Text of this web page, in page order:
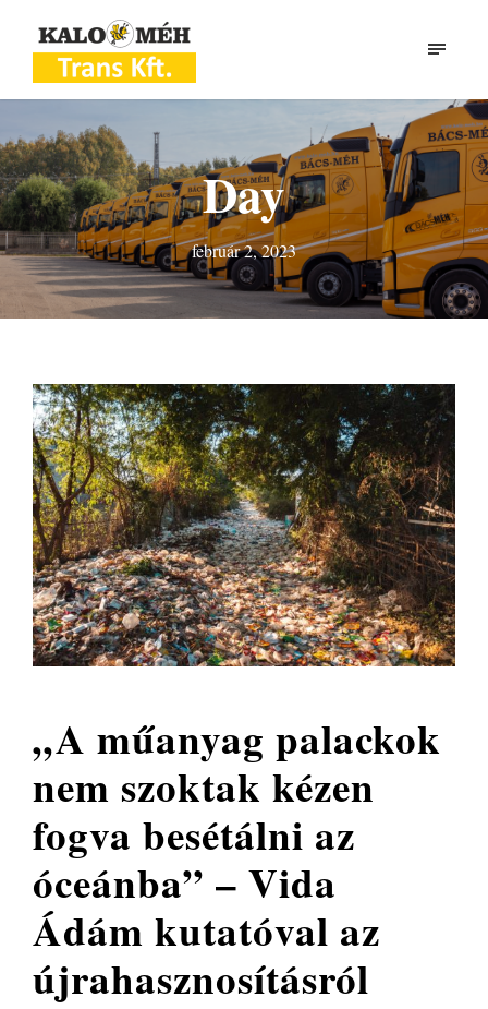
Day
február 2, 2023
„A műanyag palackok
nem szoktak kézen
fogva besétálni az
óceánba” – Vida
Ádám kutatóval az
újrahasznosításról